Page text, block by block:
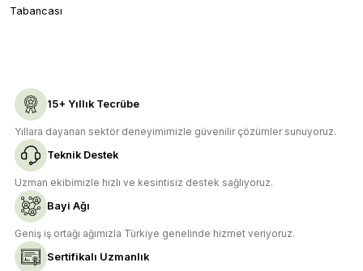
Tabancası
15+ Yıllık Tecrübe
Yıllara dayanan sektör deneyimimizle güvenilir çözümler sunuyoruz.
Teknik Destek
Uzman ekibimizle hızlı ve kesintisiz destek sağlıyoruz.
Bayi Ağı
Geniş iş ortağı ağımızla Türkiye genelinde hizmet veriyoruz.
Sertifikalı Uzmanlık